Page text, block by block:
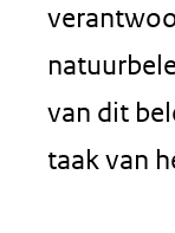
van dit
taak van